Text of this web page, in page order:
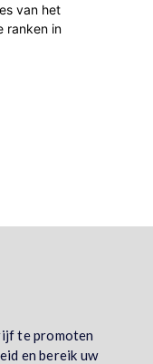
van het
ranken in
te promoten
en bereik uw